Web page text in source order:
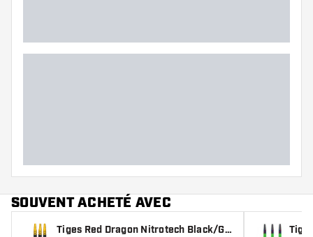
SOUVENT ACHETÉ AVEC
Tiges Red Dragon Nitrotech Black/Go